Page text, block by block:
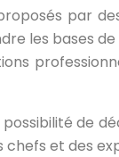
par
les bases
de
et des